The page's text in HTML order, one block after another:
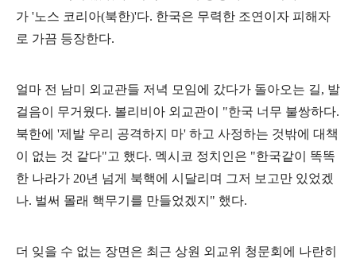
가 '노스 코리아(북한)'다. 한국은 무력한 조연이자 피해자
로 가끔 등장한다.
얼마 전 남미 외교관들 저녁 모임에 갔다가 돌아오는 길, 발
걸음이 무거웠다. 볼리비아 외교관이 "한국 너무 불쌍하다.
북한에 '제발 우리 공격하지 마' 하고 사정하는 것밖에 대책
이 없는 것 같다"고 했다. 멕시코 정치인은 "한국같이 똑똑
한 나라가 20년 넘게 북핵에 시달리며 그저 보고만 있었겠
나. 벌써 몰래 핵무기를 만들었겠지 " 했다.
더 잊을 수 없는 장면은 최근 상원 외교위 청문회에 나란히